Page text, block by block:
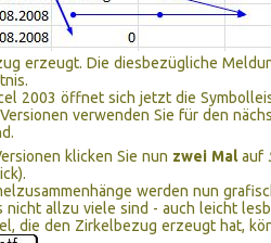
erzeugt. Die diesbezügliche
2003 öffnet sich jetzt die
verwenden Sie für den
klicken Sie nun zwei Malauf
werden nun
nicht allzu viele sind - auch leicht
die den Zirkelbezug erzeugt hat,